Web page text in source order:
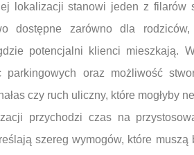
lokalizacji stanowi jeden z filarów
dostępne zarówno dla
potencjalni klienci mieszkają.
parkingowych oraz możliwość
czy ruch uliczny, które mogłyby
przychodzi czas na
szereg wymogów, które muszą